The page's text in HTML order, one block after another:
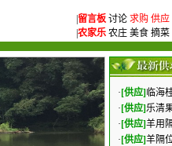
留言板讨论求购供应
农家乐农庄 美食 摘菜
· [供应] 临海
· [供应]乐清
· [供应]羊用
· [供应]羊隔